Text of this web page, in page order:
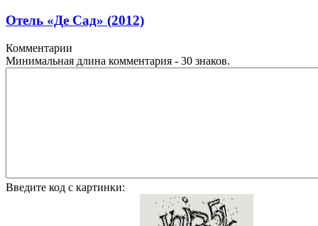
Отель «Де Сад» (2012)
Комментарии
Минимальная длина комментария - 30 знаков.
Введите код с картинки: